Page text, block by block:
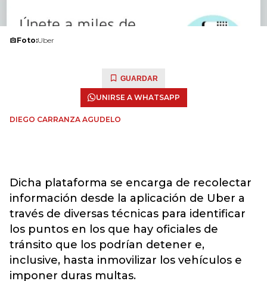
Foto:Uber
GUARDAR
UNIRSE A WHATSAPP
DIEGO CARRANZA AGUDELO
Dicha plataforma se encarga de recolectar
información desde la aplicación de Uber a
través de diversas técnicas para identificar
los puntos en los que hay oficiales de
tránsito que los podrían detener e,
inclusive, hasta inmovilizar los vehículos e
imponer duras multas.